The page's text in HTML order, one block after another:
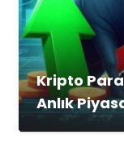
Kripto Para
Anlık